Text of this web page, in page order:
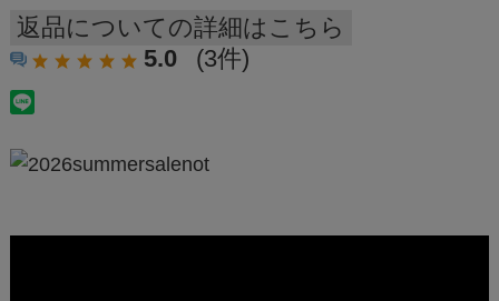
返品についての詳細はこちら
5.0
(3件)